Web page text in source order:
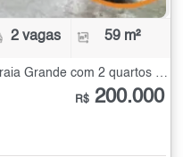
2 vagas 59 m²
R$ 200.000